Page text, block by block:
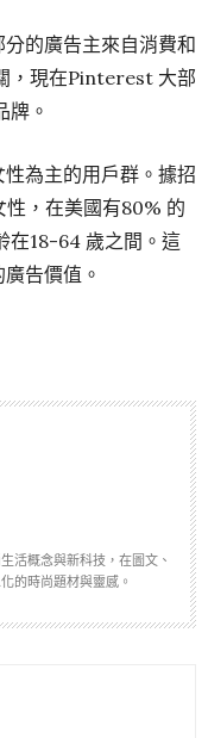
的廣告主來自消費和
，現在Pinterest 大部
牌。
為主的用戶群。據招
，在美國有80% 的
在18-64 歲之間。這
告價值。
活概念與新科技，在圖文、
的時尚題材與靈感。